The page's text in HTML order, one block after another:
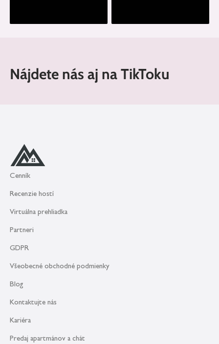
Nájdete nás aj na TikToku
Cenník
Recenzie hostí
Virtuálna prehliadka
Partneri
GDPR
Všeobecné obchodné podmienky
Blog
Kontaktujte nás
Kariéra
Predaj apartmánov a chát